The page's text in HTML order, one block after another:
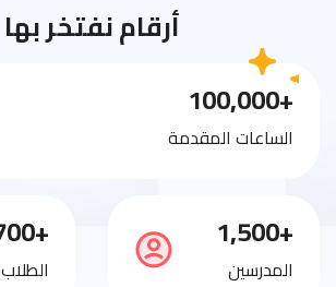
أرقام نفتخر بها
+100,000
الساعات المقدمة
+1,500
المدرسين
+6,700
الطلاب